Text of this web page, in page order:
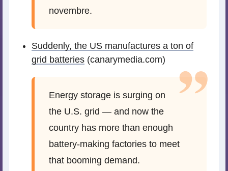
novembre.
Suddenly, the US manufactures a ton of
grid batteries (canarymedia.com)
Energy storage is surging on
the U.S. grid — and now the
country has more than enough
battery-making factories to meet
that booming demand.